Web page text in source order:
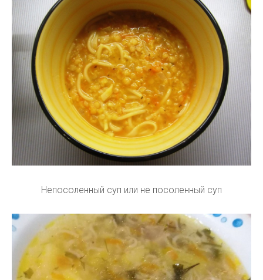
Непосоленный суп или не посоленный суп